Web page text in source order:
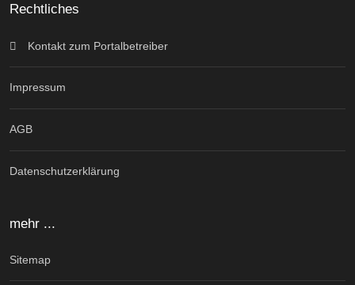
Rechtliches
Kontakt zum Portalbetreiber
Impressum
AGB
Datenschutzerklärung
mehr ...
Sitemap